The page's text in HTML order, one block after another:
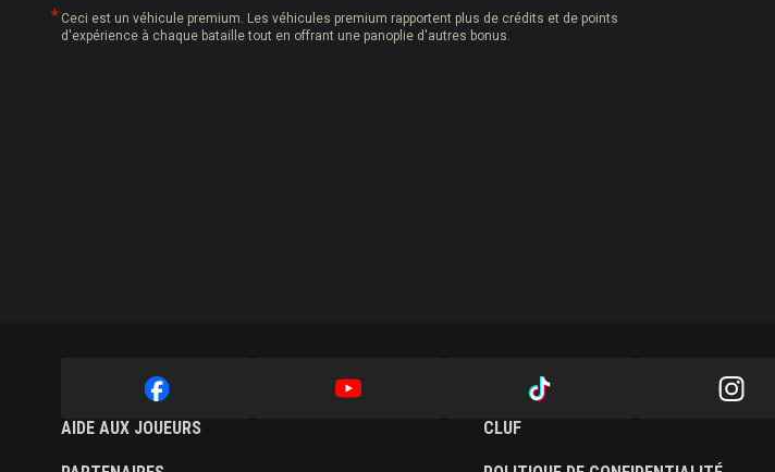
Ceci est un véhicule premium. Les véhicules premium rapportent plus de crédits et de points
d'expérience à chaque bataille tout en offrant une panoplie d'autres bonus.
AIDE AUX JOUEURS CLUF